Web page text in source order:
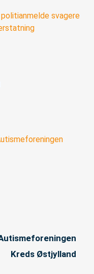
svagere
Kreds Østjylland